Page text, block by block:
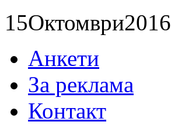
15Октомври2016
Анкети
За реклама
Контакт